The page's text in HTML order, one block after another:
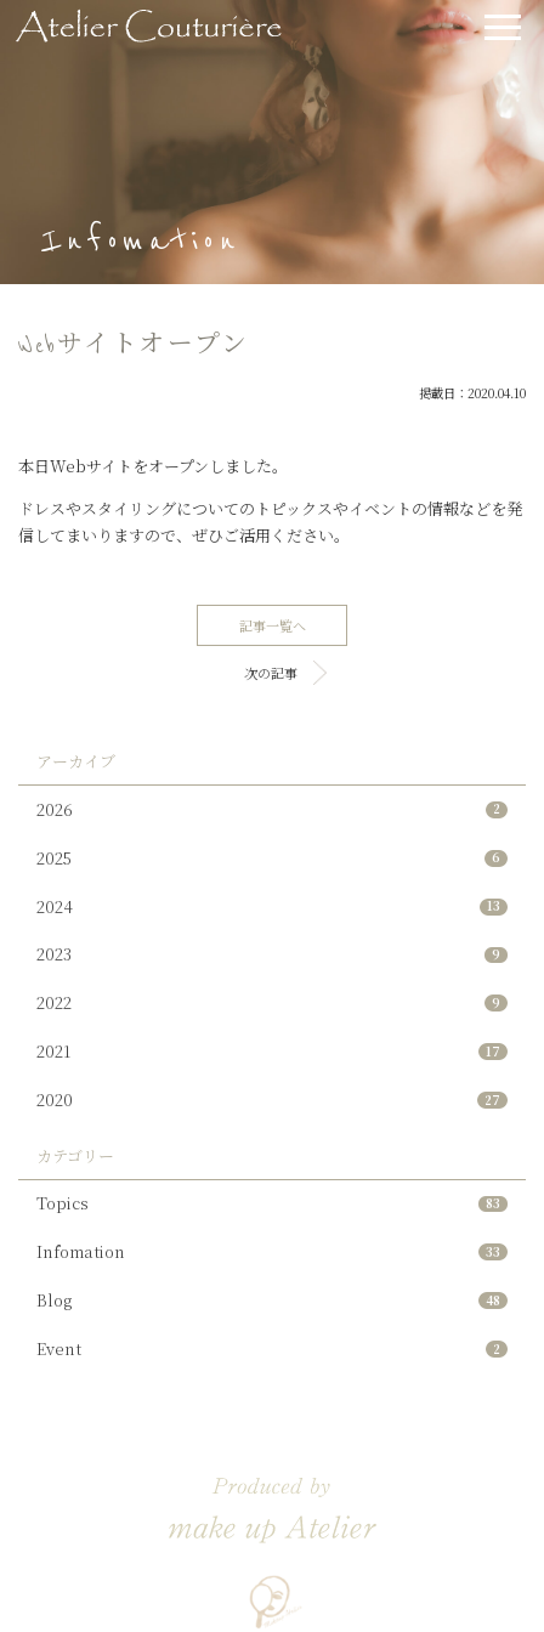
Infomation
Webサイトオープン
掲載日：2020.04.10
本日Webサイトをオープンしました。
ドレスやスタイリングについてのトピックスやイベントの情報などを発
信してまいりますので、ぜひご活用ください。
記事一覧へ
次の記事
アーカイブ
2026 2
2025 6
2024 13
2023 9
2022 9
2021 17
2020 27
カテゴリー
Topics 83
Infomation 33
Blog 48
Event 2